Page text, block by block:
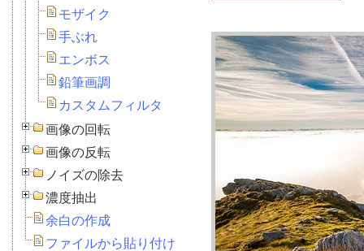
モザイク
手ぶれ
エンボス
鉛筆画調
カスタムフィルタ
画像の回転
画像の反転
ノイズの除去
濃度抽出
余白の作成
ファイルから貼り付け